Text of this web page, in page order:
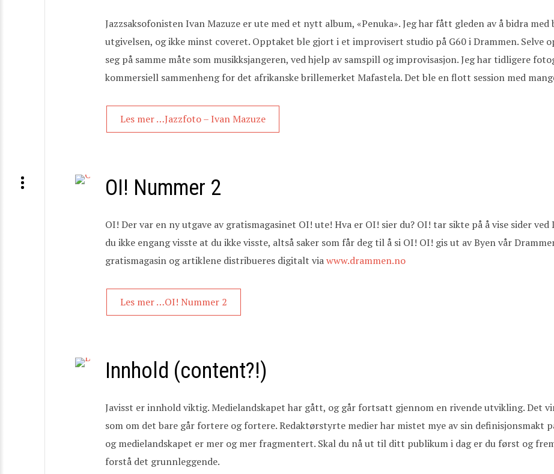
Jazzsaksofonisten Ivan Mazuze er ute med et nytt album, «Penuka». Jeg har fått gleden av å bidra
utgivelsen, og ikke minst coveret. Opptaket ble gjort i et improvisert studio på G60 i Drammen. Selve
seg på samme måte som musikksjangeren, ved hjelp av samspill og improvisasjon. Jeg har tidligere
kommersiell sammenheng for det afrikanske brillemerket Mafastela. Det ble en flott session med
Les mer …Jazzfoto – Ivan Mazuze
OI! Nummer 2
OI! Der var en ny utgave av gratismagasinet OI! ute! Hva er OI! sier du? OI! tar sikte på å vise sider ved
du ikke engang visste at du ikke visste, altså saker som får deg til å si OI! OI! gis ut av Byen vår
gratismagasin og artiklene distribueres digitalt viawww.drammen.no
Les mer …OI! Nummer 2
Innhold (content?!)
Javisst er innhold viktig. Medielandskapet har gått, og går fortsatt gjennom en rivende utvikling. Det
som om det bare går fortere og fortere. Redaktørstyrte medier har mistet mye av sin definisjonsmakt
og medielandskapet er mer og mer fragmentert. Skal du nå ut til ditt publikum i dag er du først og
forstå det grunnleggende.